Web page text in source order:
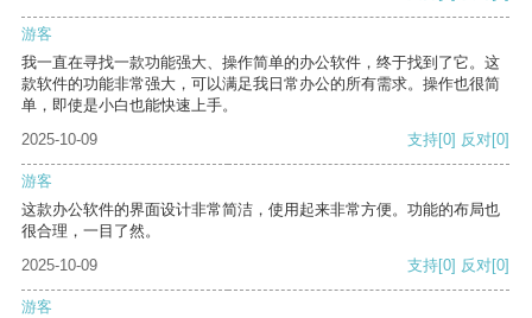
游客
我一直在寻找一款功能强大、操作简单的办公软件，终于找到了它。这
款软件的功能非常强大，可以满足我日常办公的所有需求。操作也很简
单，即使是小白也能快速上手。
2025-10-09
支持[0] 反对[0]
游客
这款办公软件的界面设计非常简洁，使用起来非常方便。功能的布局也
很合理，一目了然。
2025-10-09
支持[0] 反对[0]
游客